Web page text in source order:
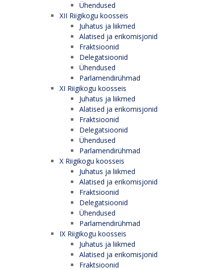
Ühendused
XII Riigikogu koosseis
Juhatus ja liikmed
Alatised ja erikomisjonid
Fraktsioonid
Delegatsioonid
Ühendused
Parlamendirühmad
XI Riigikogu koosseis
Juhatus ja liikmed
Alatised ja erikomisjonid
Fraktsioonid
Delegatsioonid
Ühendused
Parlamendirühmad
X Riigikogu koosseis
Juhatus ja liikmed
Alatised ja erikomisjonid
Fraktsioonid
Delegatsioonid
Ühendused
Parlamendirühmad
IX Riigikogu koosseis
Juhatus ja liikmed
Alatised ja erikomisjonid
Fraktsioonid